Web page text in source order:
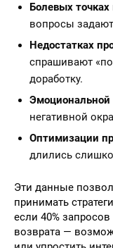
Болевых точках
вопросы
Недостатках
спрашивают
доработку.
Эмоциональной
негативной
Оптимизации
длились
Эти данные
принимать
если 40%
возврата —